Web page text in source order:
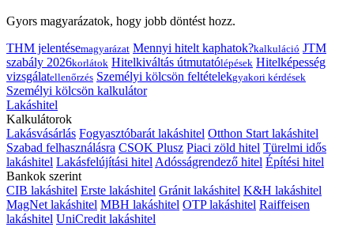
Gyors magyarázatok, hogy jobb döntést hozz.
THM jelentésemagyarázat Mennyi hitelt kaphatok?kalkuláció JTM
szabály 2026korlátok Hitelkiváltás útmutatólépések Hitelképesség
vizsgálatellenőrzés Személyi kölcsön feltételekgyakori kérdések
Személyi kölcsön kalkulátor
Lakáshitel
Kalkulátorok
Lakásvásárlás Fogyasztóbarát lakáshitel Otthon Start lakáshitel
Szabad felhasználásra CSOK Plusz Piaci zöld hitel Türelmi idős
lakáshitel Lakásfelújítási hitelAdósságrendező hitel Építési hitel
Bankok szerint
CIB lakáshitel Erste lakáshitel Gránit lakáshitel K&H lakáshitel
MagNet lakáshitel MBH lakáshitel OTP lakáshitel Raiffeisen
lakáshitel UniCredit lakáshitel